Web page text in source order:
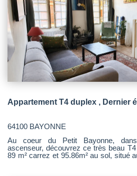
64100 BAYONNE
Au coeur du Petit Bayonne,
ascenseur, découvrez ce très beau
89 m² carrez et 95.86m² au sol, situé